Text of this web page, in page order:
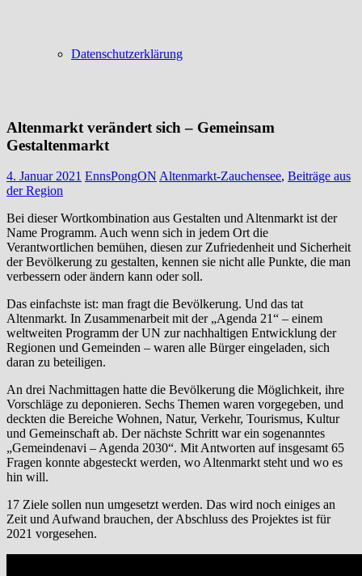
Datenschutzerklärung
Altenmarkt verändert sich – Gemeinsam
Gestaltenmarkt
4. Januar 2021 EnnsPongON Altenmarkt-Zauchensee, Beiträge aus
der Region
Bei dieser Wortkombination aus Gestalten und Altenmarkt ist der
Name Programm. Auch wenn sich in jedem Ort die
Verantwortlichen bemühen, diesen zur Zufriedenheit und Sicherheit
der Bevölkerung zu gestalten, kennen sie nicht alle Punkte, die man
verbessern oder ändern kann oder soll.
Das einfachste ist: man fragt die Bevölkerung. Und das tat
Altenmarkt. In Zusammenarbeit mit der „Agenda 21“ – einem
weltweiten Programm der UN zur nachhaltigen Entwicklung der
Regionen und Gemeinden – waren alle Bürger eingeladen, sich
daran zu beteiligen.
An drei Nachmittagen hatte die Bevölkerung die Möglichkeit, ihre
Vorschläge zu deponieren. Sechs Themen waren vorgegeben, und
deckten die Bereiche Wohnen, Natur, Verkehr, Tourismus, Kultur
und Gemeinschaft ab. Der nächste Schritt war ein sogenanntes
„Gemeindenavi – Agenda 2030“. Mit Antworten auf insgesamt 65
Fragen konnte abgesteckt werden, wo Altenmarkt steht und wo es
hin will.
17 Ziele sollen nun umgesetzt werden. Das wird noch einiges an
Zeit und Aufwand brauchen, der Abschluss des Projektes ist für
2021 vorgesehen.